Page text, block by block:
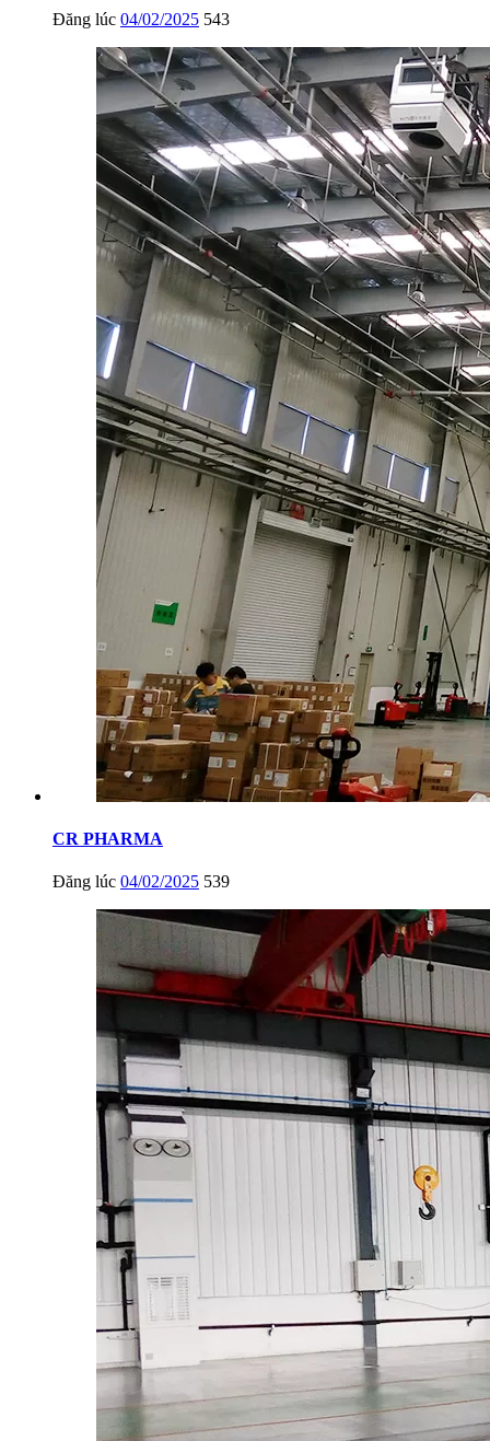
Đăng lúc 04/02/2025 543
CR PHARMA
Đăng lúc 04/02/2025 539